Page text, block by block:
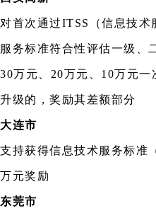
对首次通过ITSS（信息技术
服务标准符合性评估一级、
30万元、20万元、10万元
升级的，奖励其差额部分
大连市
支持获得信息技术服务标准
万元奖励
东莞市